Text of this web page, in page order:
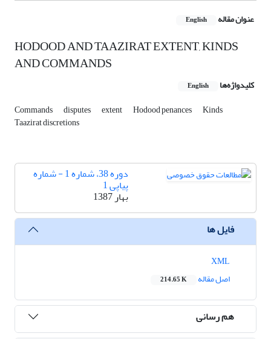
عنوان مقاله English
HODOOD AND TAAZIRAT EXTENT, KINDS
AND COMMANDS
کلیدواژه‌ها English
Commands disputes extent Hodood penances Kinds
Taazirat discretions
دوره 38، شماره 1 - شماره
پیاپی 1
بهار 1387
فایل ها
اصل مقاله
214.65 K
هم رسانی